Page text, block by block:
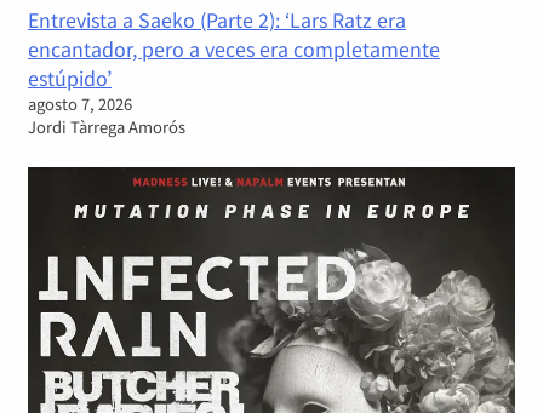
Entrevista a Saeko (Parte 2): ‘Lars Ratz era
encantador, pero a veces era completamente
estúpido’
agosto 7, 2026
Jordi Tàrrega Amorós